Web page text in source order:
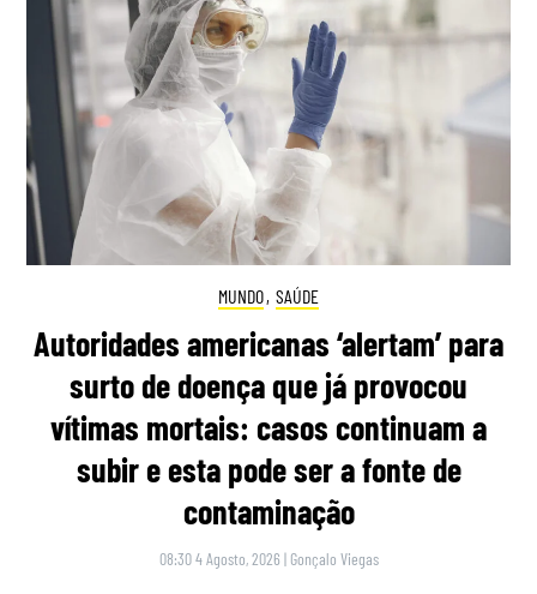
MUNDO, SAÚDE
Autoridades americanas ‘alertam’ para
surto de doença que já provocou
vítimas mortais: casos continuam a
subir e esta pode ser a fonte de
contaminação
08:30 4 Agosto, 2026 | Gonçalo Viegas